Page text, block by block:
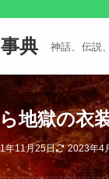
典 神話、伝説
地獄の衣
年11月25日 2023年4